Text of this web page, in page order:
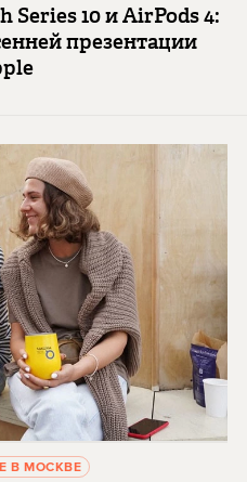
Series 10 и AirPods 4:
презентации
В МОСКВЕ